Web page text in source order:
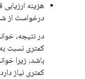
هزینه
درخواست از
در نتیجه،
کمتری نسبت
باشد، زیرا
کمتری نیاز